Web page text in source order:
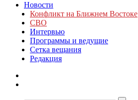
Новости
Конфликт на Ближнем Востоке
СВО
Интервью
Программы и ведущие
Сетка вещания
Редакция